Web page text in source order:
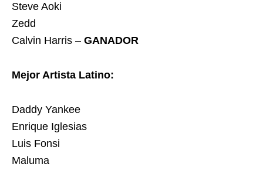
Steve Aoki
Zedd
Calvin Harris – GANADOR
Mejor Artista Latino:
Daddy Yankee
Enrique Iglesias
Luis Fonsi
Maluma